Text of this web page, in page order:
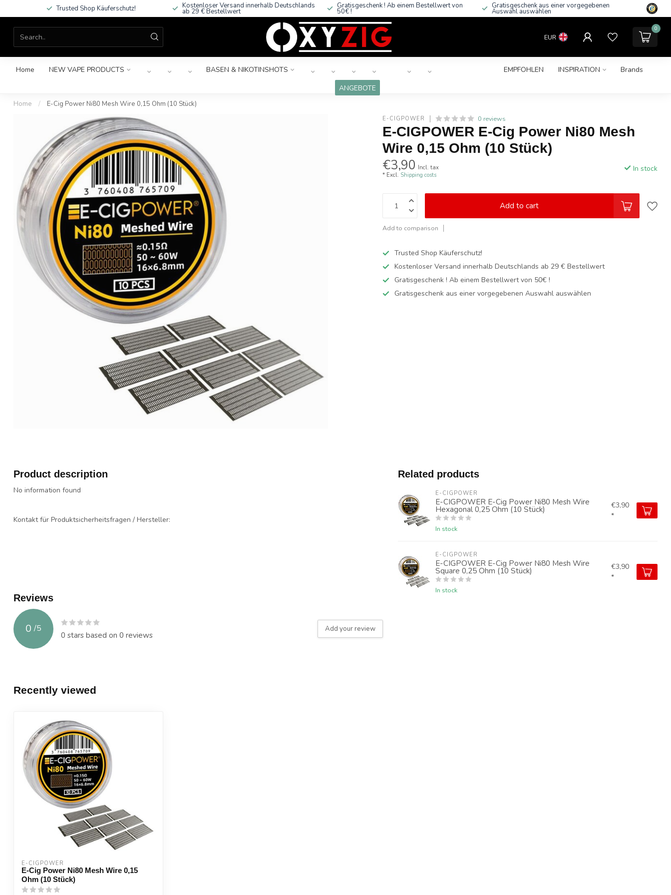
Trusted Shop Käuferschutz! Kostenloser Versand innerhalb Deutschlands
ab 29 € Bestellwert
Gratisgeschenk ! Ab einem Bestellwert von
50€ !
Gratisgeschenk aus einer vorgegebenen
Auswahl auswählen
EUR
0
Home NEW VAPE PRODUCTS BASEN & NIKOTINSHOTS EMPFOHLEN INSPIRATION
Brands
ANGEBOTE
Home / E-Cig Power Ni80 Mesh Wire 0,15 Ohm (10 Stück)
E-CIGPOWER 0 reviews
E-CIGPOWER E-Cig Power Ni80 Mesh
Wire 0,15 Ohm (10 Stück)
€3,90 Incl. tax
* Excl. Shipping costs
In stock
Add to cart
Add to comparison
Trusted Shop Käuferschutz!
Kostenloser Versand innerhalb Deutschlands ab 29 € Bestellwert
Gratisgeschenk ! Ab einem Bestellwert von 50€ !
Gratisgeschenk aus einer vorgegebenen Auswahl auswählen
Product description
No information found
Kontakt für Produktsicherheitsfragen / Hersteller:
Reviews
0 /5
0 stars based on 0 reviews
Add your review
Related products
E-CIGPOWER
E-CIGPOWER E-Cig Power Ni80 Mesh Wire
Hexagonal 0,25 Ohm (10 Stück)
In stock
€3,90
*
E-CIGPOWER
E-CIGPOWER E-Cig Power Ni80 Mesh Wire
Square 0,25 Ohm (10 Stück)
In stock
€3,90
*
Recently viewed
E-CIGPOWER
E-Cig Power Ni80 Mesh Wire 0,15
Ohm (10 Stück)